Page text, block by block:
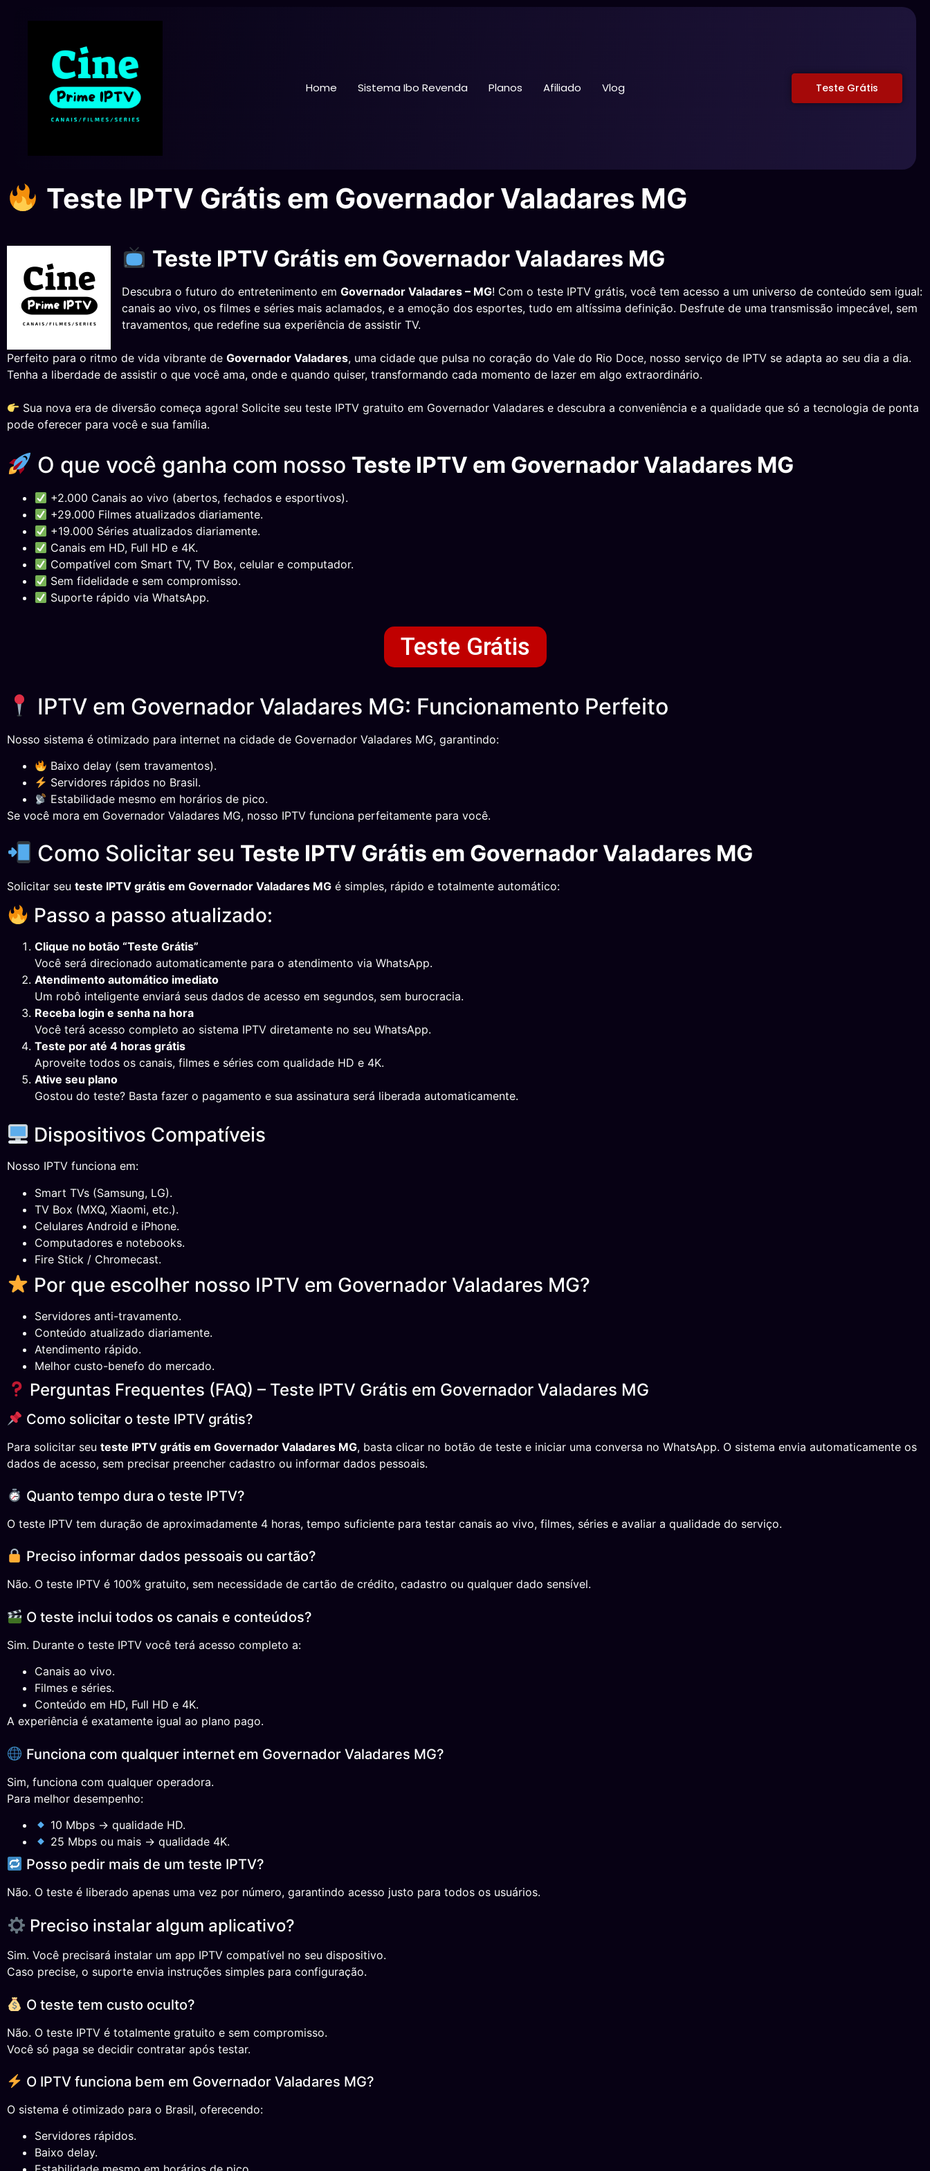
Home Sistema Ibo Revenda Planos Afiliado Vlog Teste Grátis
Teste IPTV Grátis em Governador Valadares MG
Teste IPTV Grátis em Governador Valadares MG
Descubra o futuro do entretenimento em Governador Valadares – MG! Com o teste IPTV grátis, você tem acesso a um universo de conteúdo sem igual:
canais ao vivo, os filmes e séries mais aclamados, e a emoção dos esportes, tudo em altíssima definição. Desfrute de uma transmissão impecável, sem
travamentos, que redefine sua experiência de assistir TV.
Perfeito para o ritmo de vida vibrante de Governador Valadares, uma cidade que pulsa no coração do Vale do Rio Doce, nosso serviço de IPTV se adapta ao seu dia a dia.
Tenha a liberdade de assistir o que você ama, onde e quando quiser, transformando cada momento de lazer em algo extraordinário.
Sua nova era de diversão começa agora! Solicite seu teste IPTV gratuito em Governador Valadares e descubra a conveniência e a qualidade que só a tecnologia de ponta
pode oferecer para você e sua família.
O que você ganha com nosso Teste IPTV em Governador Valadares MG
+2.000 Canais ao vivo (abertos, fechados e esportivos).
+29.000 Filmes atualizados diariamente.
+19.000 Séries atualizados diariamente.
Canais em HD, Full HD e 4K.
Compatível com Smart TV, TV Box, celular e computador.
Sem fidelidade e sem compromisso.
Suporte rápido via WhatsApp.
Teste Grátis
IPTV em Governador Valadares MG: Funcionamento Perfeito
Nosso sistema é otimizado para internet na cidade de Governador Valadares MG, garantindo:
Baixo delay (sem travamentos).
Servidores rápidos no Brasil.
Estabilidade mesmo em horários de pico.
Se você mora em Governador Valadares MG, nosso IPTV funciona perfeitamente para você.
Como Solicitar seu Teste IPTV Grátis em Governador Valadares MG
Solicitar seu teste IPTV grátis em Governador Valadares MG é simples, rápido e totalmente automático:
Passo a passo atualizado:
Clique no botão “Teste Grátis”
Você será direcionado automaticamente para o atendimento via WhatsApp.
Atendimento automático imediato
Um robô inteligente enviará seus dados de acesso em segundos, sem burocracia.
Receba login e senha na hora
Você terá acesso completo ao sistema IPTV diretamente no seu WhatsApp.
Teste por até 4 horas grátis
Aproveite todos os canais, filmes e séries com qualidade HD e 4K.
Ative seu plano
Gostou do teste? Basta fazer o pagamento e sua assinatura será liberada automaticamente.
Dispositivos Compatíveis
Nosso IPTV funciona em:
Smart TVs (Samsung, LG).
TV Box (MXQ, Xiaomi, etc.).
Celulares Android e iPhone.
Computadores e notebooks.
Fire Stick / Chromecast.
Por que escolher nosso IPTV em Governador Valadares MG?
Servidores anti-travamento.
Conteúdo atualizado diariamente.
Atendimento rápido.
Melhor custo-benefo do mercado.
Perguntas Frequentes (FAQ) – Teste IPTV Grátis em Governador Valadares MG
Como solicitar o teste IPTV grátis?
Para solicitar seu teste IPTV grátis em Governador Valadares MG, basta clicar no botão de teste e iniciar uma conversa no WhatsApp. O sistema envia automaticamente os
dados de acesso, sem precisar preencher cadastro ou informar dados pessoais.
Quanto tempo dura o teste IPTV?
O teste IPTV tem duração de aproximadamente 4 horas, tempo suficiente para testar canais ao vivo, filmes, séries e avaliar a qualidade do serviço.
Preciso informar dados pessoais ou cartão?
Não. O teste IPTV é 100% gratuito, sem necessidade de cartão de crédito, cadastro ou qualquer dado sensível.
O teste inclui todos os canais e conteúdos?
Sim. Durante o teste IPTV você terá acesso completo a:
Canais ao vivo.
Filmes e séries.
Conteúdo em HD, Full HD e 4K.
A experiência é exatamente igual ao plano pago.
Funciona com qualquer internet em Governador Valadares MG?
Sim, funciona com qualquer operadora.
Para melhor desempenho:
10 Mbps → qualidade HD.
25 Mbps ou mais → qualidade 4K.
Posso pedir mais de um teste IPTV?
Não. O teste é liberado apenas uma vez por número, garantindo acesso justo para todos os usuários.
Preciso instalar algum aplicativo?
Sim. Você precisará instalar um app IPTV compatível no seu dispositivo.
Caso precise, o suporte envia instruções simples para configuração.
O teste tem custo oculto?
Não. O teste IPTV é totalmente gratuito e sem compromisso.
Você só paga se decidir contratar após testar.
O IPTV funciona bem em Governador Valadares MG?
O sistema é otimizado para o Brasil, oferecendo:
Servidores rápidos.
Baixo delay.